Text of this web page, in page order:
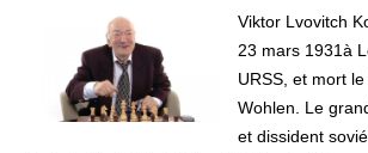
Viktor Lvovitch
23 mars 1931à
URSS, et mort
Wohlen. Le
et dissident